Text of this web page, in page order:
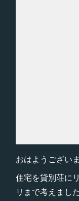
おはようござい
住宅を貸別荘に
リまで考えまし